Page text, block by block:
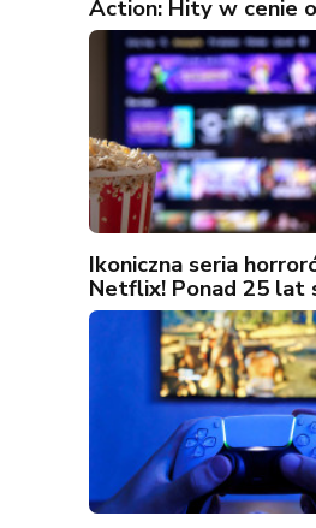
Action: Hity w cenie
Ikoniczna seria
Netflix! Ponad 25 lat